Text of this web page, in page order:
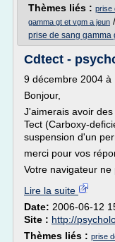
Thèmes liés : prise
gamma gt et vgm a jeun /
prise de sang gamma
Cdtect -
9 décembre 2004 à
Bonjour,
J'aimerais avoir
Tect (Carboxy-
suspension d'un
merci pour vos
Votre navigateur ne
Lire la suite
Date: 2006-06-12
Site : http://
Thèmes liés : prise